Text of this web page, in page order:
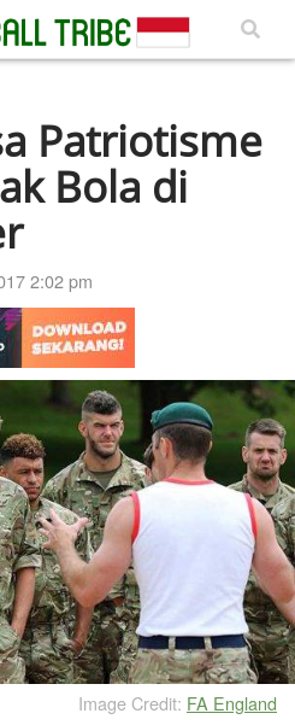
Patriotisme
Bola di
2:02 pm
Image Credit: FA England